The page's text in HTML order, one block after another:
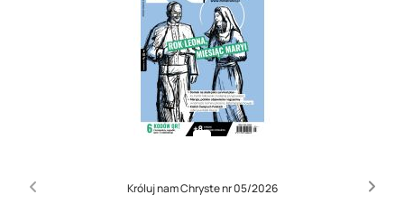
Króluj nam Chryste nr 05/2026